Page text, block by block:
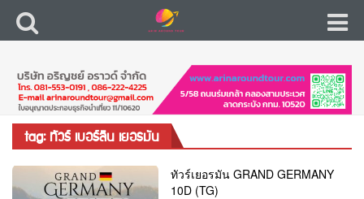
tag: ทัวร์ เบอร์ลิน เยอรมัน
ทัวร์เยอรมัน GRAND GERMANY
10D (TG)